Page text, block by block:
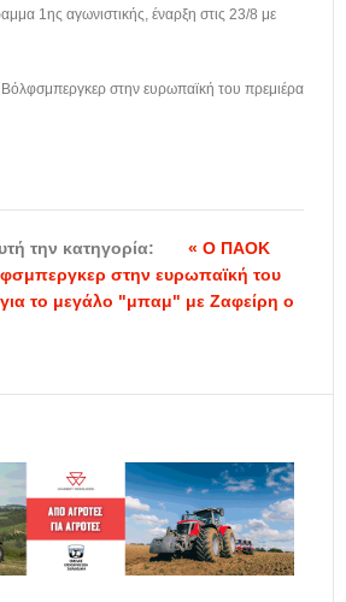
1ης αγωνιστικής, έναρξη στις 23/8 με
στην ευρωπαϊκή του πρεμιέρα
την κατηγορία:
« Ο ΠΑΟΚ
στην ευρωπαϊκή του
για το μεγάλο "μπαμ" με Ζαφείρη ο